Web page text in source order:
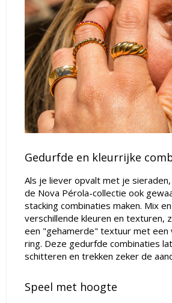
Gedurfde en kleurrijke
Als je liever opvalt met je
de Nova Pérola-collectie ook
stacking combinaties maken. Mix
verschillende kleuren en texturen,
een "gehamerde" textuur met een
ring. Deze gedurfde combinaties
schitteren en trekken zeker de
Speel met hoogte